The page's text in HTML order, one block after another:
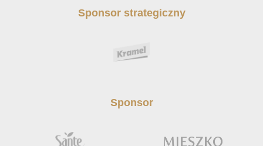
Sponsor strategiczny
Sponsor